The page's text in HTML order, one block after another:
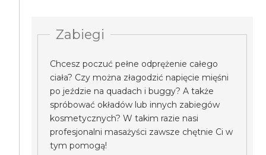
Zabiegi
Chcesz poczuć pełne odprężenie całego
ciała? Czy można złagodzić napięcie mięśni
po jeździe na quadach i buggy? A także
spróbować okładów lub innych zabiegów
kosmetycznych? W takim razie nasi
profesjonalni masażyści zawsze chętnie Ci w
tym pomogą!